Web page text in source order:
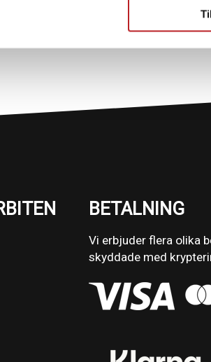
BETALNING
Vi erbjuder flera olika
skyddade med